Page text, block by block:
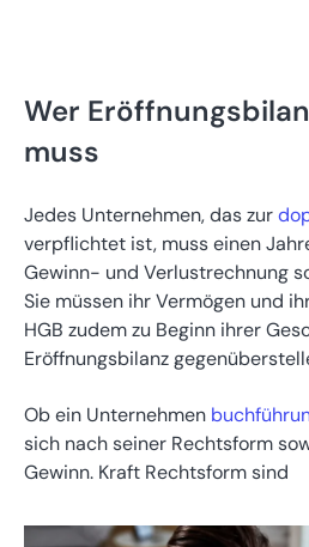
Wer
muss
Jedes Unternehmen, das zur
verpflichtet ist, muss einen
Gewinn- und Verlustrechnung
Sie müssen ihr Vermögen und
HGB zudem zu Beginn ihrer
Eröffnungsbilanz
Ob ein Unternehmen
sich nach seiner Rechtsform
Gewinn. Kraft Rechtsform sind